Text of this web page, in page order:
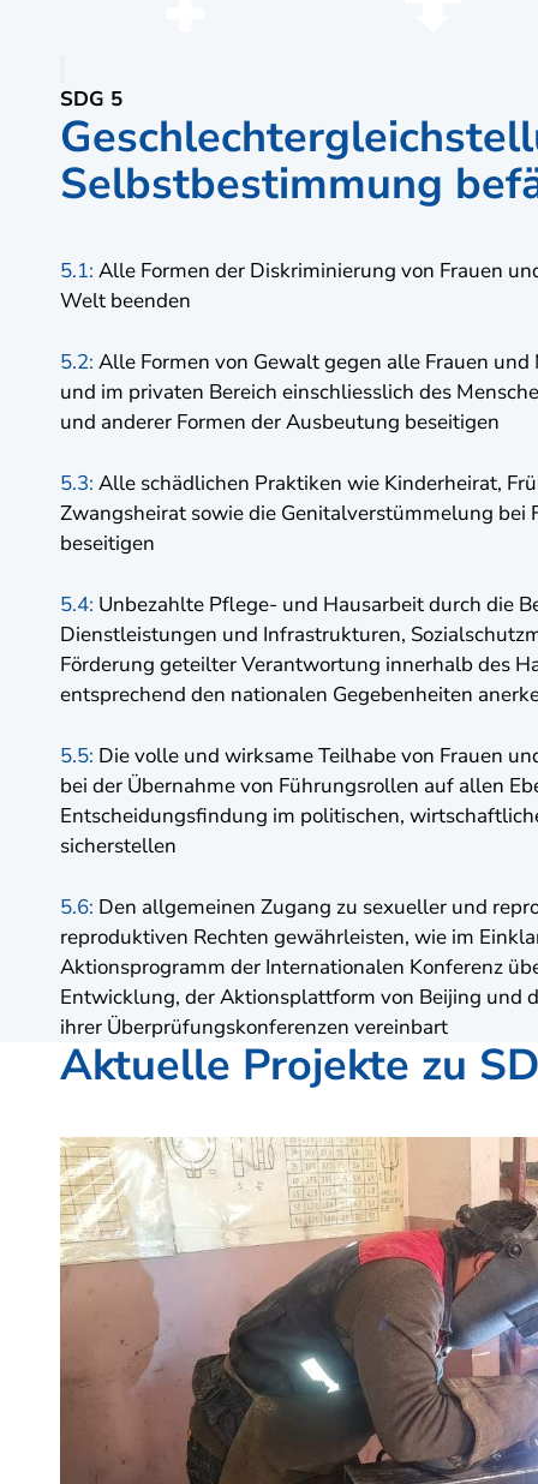
SDG 5
Selbstbestimmung
5.1: Alle Formen der Diskriminierung von Frauen
Welt beenden
5.2: Alle Formen von Gewalt gegen alle Frauen
und im privaten Bereich einschliesslich des
und anderer Formen der Ausbeutung beseitigen
5.3: Alle schädlichen Praktiken wie Kinderheirat,
Zwangsheirat sowie die Genitalverstümmelung bei
beseitigen
5.4: Unbezahlte Pflege- und Hausarbeit durch die
Dienstleistungen und Infrastrukturen,
Förderung geteilter Verantwortung innerhalb des
entsprechend den nationalen Gegebenheiten
5.5: Die volle und wirksame Teilhabe von Frauen
bei der Übernahme von Führungsrollen auf allen
Entscheidungsfindung im politischen,
sicherstellen
5.6: Den allgemeinen Zugang zu sexueller und
reproduktiven Rechten gewährleisten, wie im
Aktionsprogramm der Internationalen Konferenz
Entwicklung, der Aktionsplattform von Beijing und
ihrer Überprüfungskonferenzen vereinbart
Aktuelle Projekte zu